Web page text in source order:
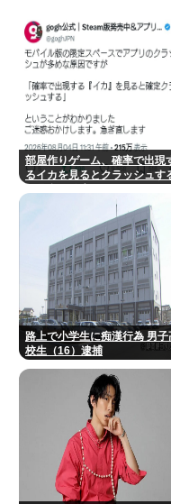
部屋作りゲーム、確率で出現
るイカを見るとクラッシュす
路上で小学生に痴漢行為 男子
校生（16）逮捕